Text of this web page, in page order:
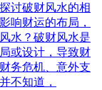
讨破财风水的相
响财运的布局，
水？破财风水是
或设计，导致财
务危机、意外支
不知道，